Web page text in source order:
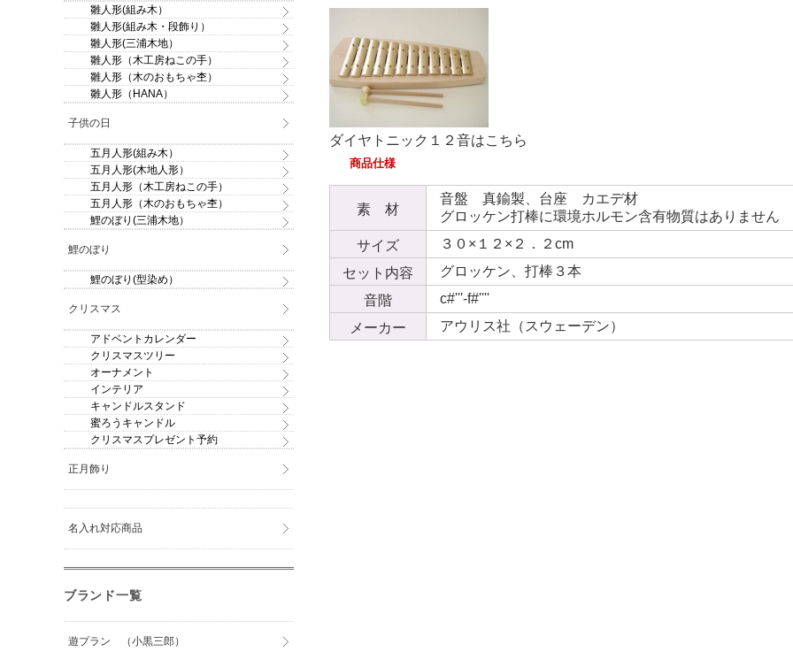
ダイヤトニック１２音はこちら
商品仕様
素 材
音盤 真鍮製、台座 カエデ材
グロッケン打棒に環境ホルモン含有物質はありません
サイズ
３０×１２×２．２cm
セット内容
グロッケン、打棒３本
音階
c#'''-f#''''
メーカー
アウリス社（スウェーデン）
雛人形(組み木）
雛人形(組み木・段飾り）
雛人形(三浦木地）
雛人形（木工房ねこの手）
雛人形（木のおもちゃ杢）
雛人形（HANA）
子供の日
五月人形(組み木）
五月人形(木地人形）
五月人形（木工房ねこの手）
五月人形（木のおもちゃ杢）
鯉のぼり(三浦木地）
鯉のぼり
鯉のぼり(型染め）
クリスマス
アドベントカレンダー
クリスマスツリー
オーナメント
インテリア
キャンドルスタンド
蜜ろうキャンドル
クリスマスプレゼント予約
正月飾り
名入れ対応商品
ブランド一覧
遊プラン （小黒三郎）